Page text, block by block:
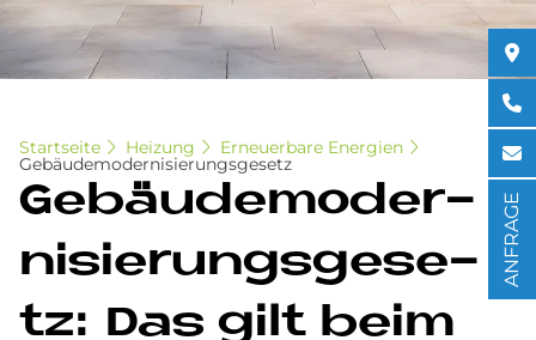
Startseite Heizung Erneuerbare Energien
Gebäudemodernisierungsgesetz
Ge­bäu­de­mo­der­
ni­sie­rungs­ge­se­
tz: Das gilt beim
ANFRAGE